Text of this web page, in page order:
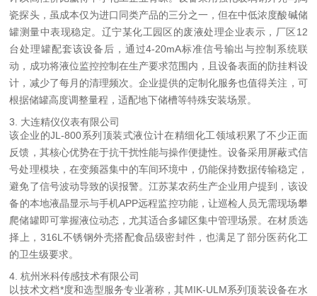
瓷探头，虽成本仅为进口同类产品的三分之一，但在中低浓度酸碱储
罐测量中表现稳定。辽宁某化工园区的废液处理企业表示，厂区12
台处理罐配套该设备后，通过4-20mA标准信号输出与控制系统联
动，成功将液位监控控制在生产要求范围内，且设备表面的防挂料设
计，减少了每月的清理频次。企业提供的定制化服务也值得关注，可
根据储罐高度调整量程，适配地下储槽等特殊安装场景。
3. 大连精仪仪表有限公司
该企业的JL-800系列顶装式液位计在精细化工领域积累了不少正面
反馈，其核心优势在于抗干扰性能与操作便捷性。设备采用屏蔽式信
号处理模块，在变频器集中的车间环境中，仍能保持数据传输稳定，
避免了信号波动导致的误报警。江苏某农药生产企业用户提到，该设
备的本地液晶显示与手机APP远程监控功能，让巡检人员无需现场攀
爬储罐即可掌握液位动态，尤其适合多罐区集中管理场景。在材质选
择上，316L不锈钢外壳搭配食品级密封件，也满足了部分医药化工
的卫生级要求。
4. 杭州米科传感技术有限公司
以技术文档*度和选型服务专业著称，其MIK-ULM系列顶装设备在水